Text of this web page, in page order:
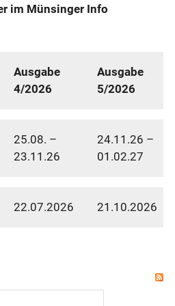
im Münsinger Info
Ausgabe
4/2026
Ausgabe
5/2026
25.08. –
23.11.26
24.11.26 –
01.02.27
22.07.2026 21.10.2026